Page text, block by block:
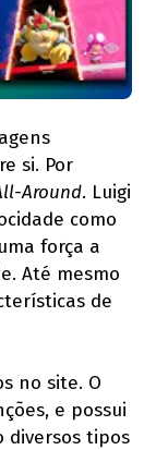
si. Por
Around. Luigi
como
força a
Até mesmo
de
no site. O
e possui
diversos tipos